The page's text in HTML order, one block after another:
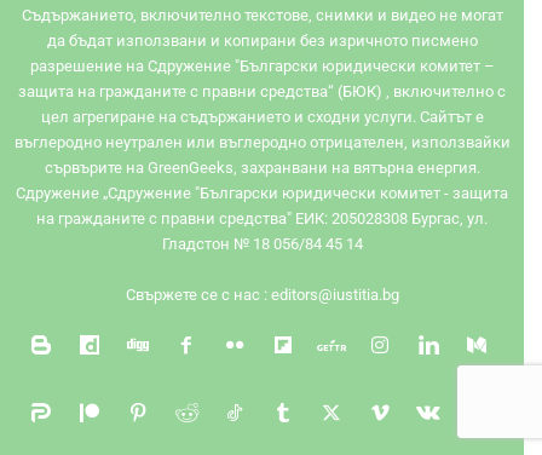
Съдържанието, включително текстове, снимки и видео не могат
да бъдат използвани и копирани без изричното писмено
разрешение на Сдружение "Български юридически комитет –
защита на гражданите с правни средства“ (БЮК) , включително с
цел агрегиране на съдържанието и сходни услуги. Сайтът e
въглеродно неутрален или въглеродно отрицателен, използвайки
сървърите на GreenGeeks, захранвани на вятърна енергия.
Сдружение „Сдружение "Български юридически комитет - защита
на гражданите с правни средства" ЕИК: 205028308 Бургас, ул.
Гладстон № 18 056/84 45 14
Свържете се с нас : editors@iustitia.bg